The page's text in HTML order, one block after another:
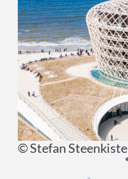
© Stefan Steenkiste